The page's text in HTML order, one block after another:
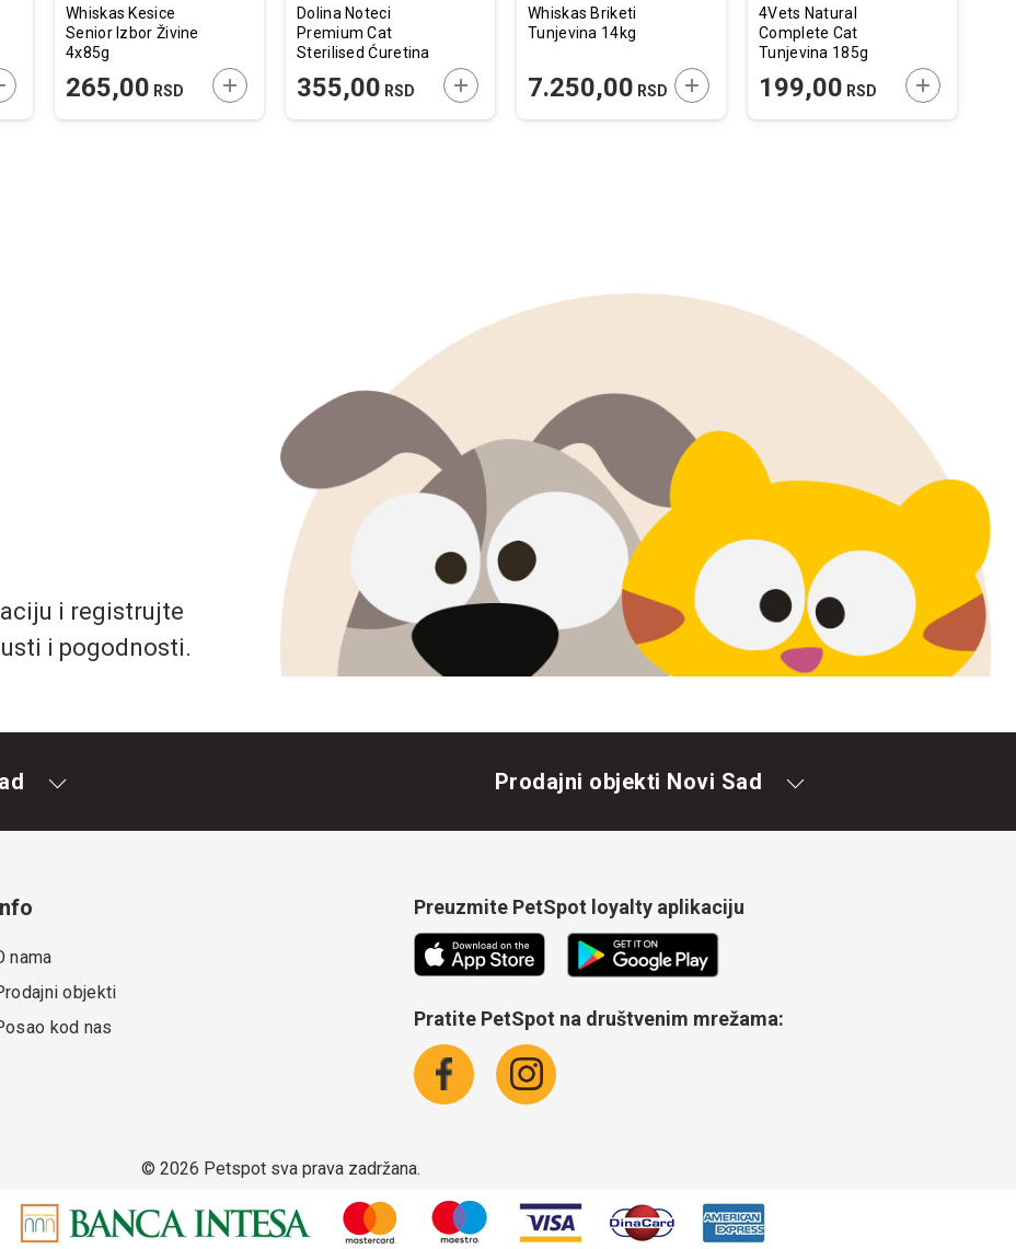
U KORPU
Whiskas Kesice
Senior Izbor Živine
4x85g
265,00 RSD DODAJTE U KORPU
Dolina Noteci
Premium Cat
Sterilised Ćuretina
355,00 RSD DODAJTE U KORPU
Whiskas Briketi
Tunjevina 14kg
7.250,00 RSD DODAJTE U KORPU
4Vets Natural
Complete Cat
Tunjevina 185g
199,00 RSD DODAJTE U
i registrujte
i pogodnosti.
Prodajni objekti Novi Sad
nama
objekti
kod nas
Preuzmite PetSpot loyalty aplikaciju
Pratite PetSpot na društvenim mrežama:
© 2026 Petspot sva prava zadržana.